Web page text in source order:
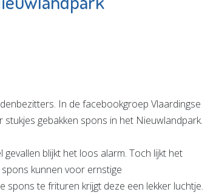
In de facebookgroep Vlaardingse
gebakken spons in het Nieuwlandpark.
blijkt het loos alarm. Toch lijkt het
kunnen voor ernstige
te frituren krijgt deze een lekker luchtje.